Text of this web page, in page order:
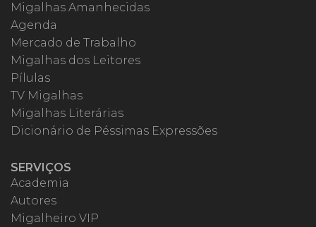
Migalhas Amanhecidas
Agenda
Mercado de Trabalho
Migalhas dos Leitores
Pílulas
TV Migalhas
Migalhas Literárias
Dicionário de Péssimas Expressões
SERVIÇOS
Academia
Autores
Migalheiro VIP